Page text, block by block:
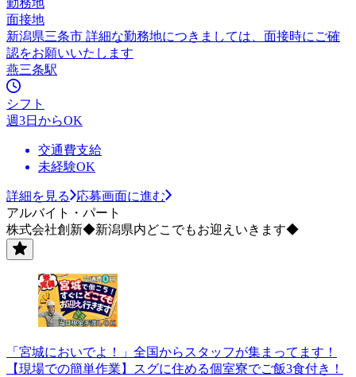
面接地
新潟県三条市 詳細な勤務地につきましては、面接時にご確
認をお願いいたします
燕三条駅
シフト
週3日からOK
交通費支給
未経験OK
詳細を見る
応募画面に進む
アルバイト・パート
株式会社創新◆新潟県内どこでもお迎えいきます◆
「宮城においでよ！」全国からスタッフが集まってます！
【現場での簡単作業】スグに住める個室寮でご飯3食付き！